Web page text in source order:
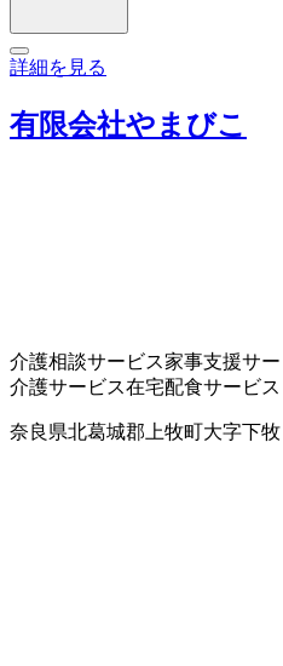
詳細を見る
有限会社やまびこ
介護相談サービス家事支援サー
介護サービス在宅配食サービス
奈良県北葛城郡上牧町大字下牧